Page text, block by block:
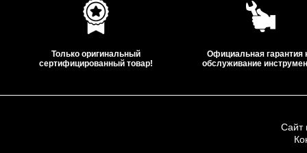
Только оригинальный
сертифицированный товар!
Официальная гарантия
обслуживание
Сайт